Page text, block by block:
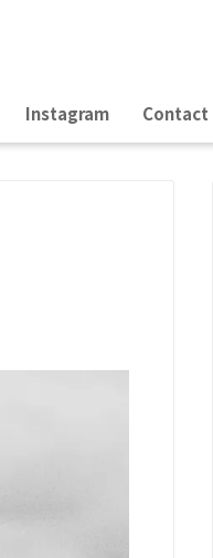
Instagram Contact